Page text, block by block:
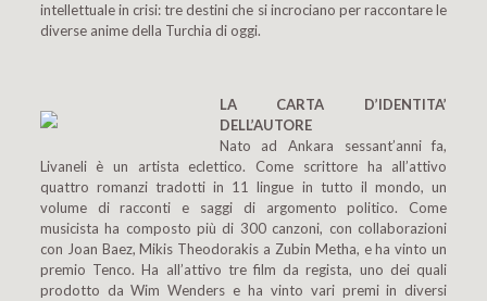
intellettuale in crisi: tre destini che si incrociano per raccontare le
diverse anime della Turchia di oggi.
LA CARTA D’IDENTITA’
DELL’AUTORE
Nato ad Ankara sessant’anni fa,
Livaneli è un artista eclettico. Come scrittore ha all’attivo
quattro romanzi tradotti in 11 lingue in tutto il mondo, un
volume di racconti e saggi di argomento politico. Come
musicista ha composto più di 300 canzoni, con collaborazioni
con Joan Baez, Mikis Theodorakis a Zubin Metha, e ha vinto un
premio Tenco. Ha all’attivo tre film da regista, uno dei quali
prodotto da Wim Wenders e ha vinto vari premi in diversi